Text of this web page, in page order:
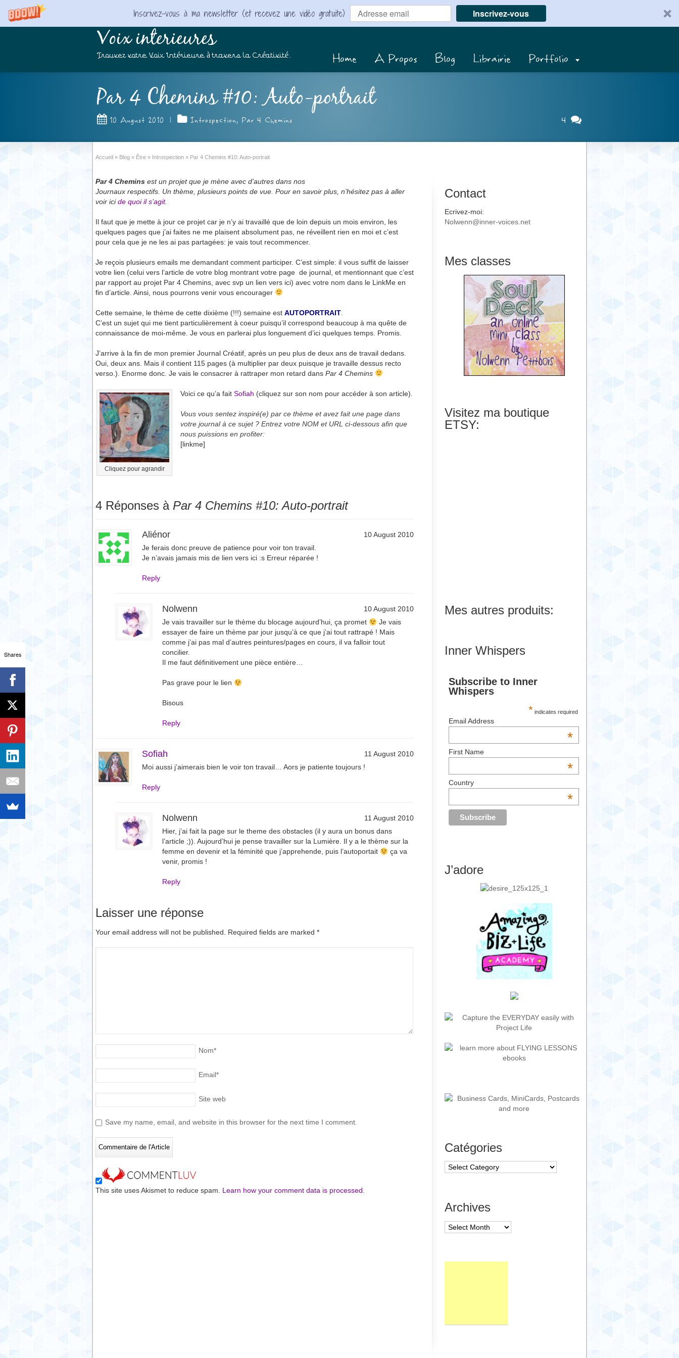
Inscrivez-vous à ma newsletter (et recevez une vidéo gratuite) Inscrivez-vous
Voix interieures
Trouvez votre Voix Intérieure à travers la Créativité. Home A Propos Blog Librairie Portfolio
Par 4 Chemins #10: Auto-portrait
10 August 2010 | Introspection, Par 4 Chemins 4
Accueil » Blog » Être » Introspection » Par 4 Chemins #10: Auto-portrait
Par 4 Chemins est un projet que je mène avec d’autres dans nos
Journaux respectifs. Un thème, plusieurs points de vue. Pour en savoir plus, n’hésitez pas à aller
voir icide quoi il s’agit.
Il faut que je mette à jour ce projet car je n’y ai travaillé que de loin depuis un mois environ, les
quelques pages que j’ai faites ne me plaisent absolument pas, ne réveillent rien en moi et c’est
pour cela que je ne les ai pas partagées: je vais tout recommencer.
Je reçois plusieurs emails me demandant comment participer. C’est simple: il vous suffit de laisser
votre lien (celui vers l’article de votre blog montrant votre page de journal, et mentionnant que c’est
par rapport au projet Par 4 Chemins, avec svp un lien vers ici) avec votre nom dans le LinkMe en
fin d’article. Ainsi, nous pourrons venir vous encourager
Cette semaine, le thème de cette dixième (!!!) semaine est AUTOPORTRAIT
C’est un sujet qui me tient particulièrement à coeur puisqu’il correspond beaucoup à ma quête de
connaissance de moi-même. Je vous en parlerai plus longuement d’ici quelques temps. Promis.
J’arrive à la fin de mon premier Journal Créatif, après un peu plus de deux ans de travail dedans.
Oui, deux ans. Mais il contient 115 pages (à multiplier par deux puisque je travaille dessus recto
verso.). Enorme donc. Je vais le consacrer à rattraper mon retard dans Par 4 Chemins
Cliquez pour agrandir
Voici ce qu’a fait Sofiah (cliquez sur son nom pour accéder à son article).
Vous vous sentez inspiré(e) par ce thème et avez fait une page dans
votre journal à ce sujet ? Entrez votre NOM et URL ci-dessous afin que
nous puissions en profiter:
[linkme]
4 Réponses à Par 4 Chemins #10: Auto-portrait
Aliénor
10 August 2010
Je ferais donc preuve de patience pour voir ton travail.
Je n’avais jamais mis de lien vers ici :s Erreur réparée !
Reply
Nolwenn
10 August 2010
Je vais travailler sur le thème du blocage aujourd’hui, ça promet
Je vais
essayer de faire un thème par jour jusqu’à ce que j’ai tout rattrapé ! Mais
comme j’ai pas mal d’autres peintures/pages en cours, il va falloir tout
concilier.
Il me faut définitivement une pièce entière…
Pas grave pour le lien
Bisous
Reply
Sofiah
11 August 2010
Moi aussi j’aimerais bien le voir ton travail… Aors je patiente toujours !
Reply
Nolwenn
11 August 2010
Hier, j’ai fait la page sur le theme des obstacles (il y aura un bonus dans
l’article ;)). Aujourd’hui je pense travailler sur la Lumière. Il y a le thème sur la
femme en devenir et la féminité que j’apprehende, puis l’autoportait
ça va
venir, promis !
Reply
Laisser une réponse
Your email address will not be published. Required fields are marked *
Nom*
Email*
Site web
Save my name, email, and website in this browser for the next time I comment.
This site uses Akismet to reduce spam. Learn how your comment data is processed.
Contact
Ecrivez-moi:
Nolwenn@inner-voices.net
Mes classes
Visitez ma boutique
ETSY:
Mes autres produits:
Inner Whispers
Subscribe to Inner
Whispers
* indicates required
Email Address
*
First Name
*
Country
*
J’adore
Catégories
Catégories
Archives
Archives
Shares